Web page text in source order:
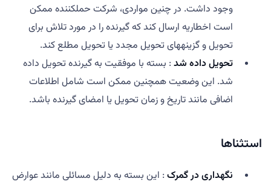
وجود داشت. در چنین مواردی، شرکت حملکننده ممکن
است اخطاریه ارسال کند که گیرنده را در مورد تلاش برای
تحویل و گزینههای تحویل مجدد یا تحویل مطلع کند.
تحویل داده شد: بسته با موفقیت به گیرنده تحویل داده
شد. این وضعیت همچنین ممکن است شامل اطلاعات
اضافی مانند تاریخ و زمان تحویل یا امضای گیرنده باشد.
استثناها
نگهداری در گمرک: این بسته به دلیل مسائلی مانند عوارض